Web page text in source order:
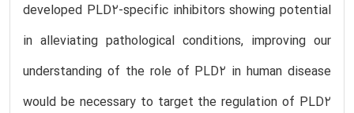
developed PLD2-specific inhibitors showing potential
in alleviating pathological conditions, improving our
understanding of the role of PLD2 in human disease
would be necessary to target the regulation of PLD2